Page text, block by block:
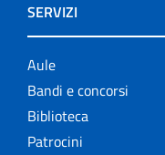
SERVIZI
Aule
Bandi e concorsi
Biblioteca
Patrocini